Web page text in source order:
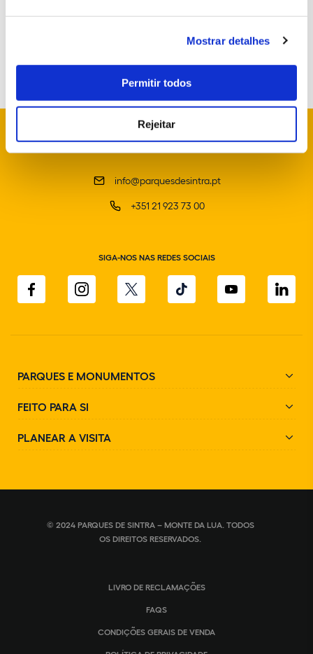
Mostrar detalhes
Permitir todos
Rejeitar
info@parquesdesintra.pt
+351 21 923 73 00
SIGA-NOS NAS REDES SOCIAIS
PARQUES E MONUMENTOS
FEITO PARA SI
PLANEAR A VISITA
© 2024 PARQUES DE SINTRA – MONTE DA LUA. TODOS
OS DIREITOS RESERVADOS.
LIVRO DE RECLAMAÇÕES
FAQS
CONDIÇÕES GERAIS DE VENDA